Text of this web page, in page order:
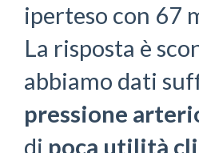
iperteso con 67
La risposta è
abbiamo dati
pressione
di poca utilità